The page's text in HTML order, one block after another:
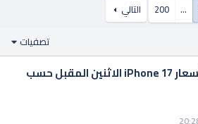
…
200
التالي
تصفيات
آبل قد تزيد أسعار iPhone 17 الاثنين المقبل حسب